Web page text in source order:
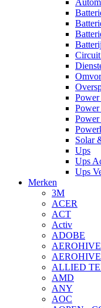
Power
Solar
Ups
Ups
Ups
Merken
3M
ACER
ACT
Activ
ADOBE
AEROHIVE
AEROHIVE
ALLIED
AMD
ANY
AOC